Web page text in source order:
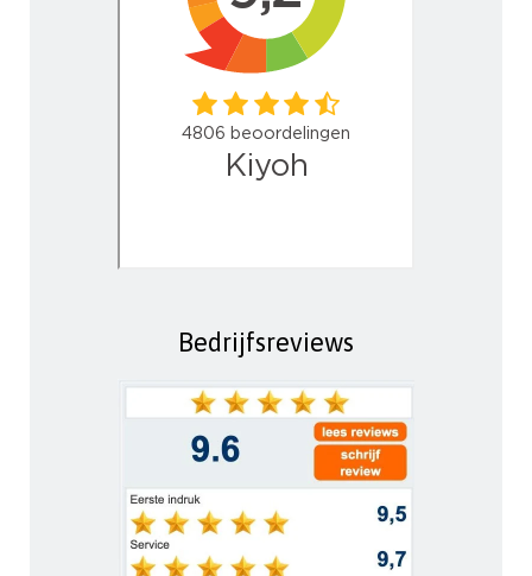
Bedrijfsreviews